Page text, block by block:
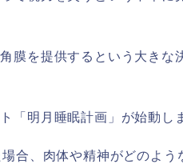
膜を提供するという大きな
「明月睡眠計画」が始動し
合、肉体や精神がどのよう